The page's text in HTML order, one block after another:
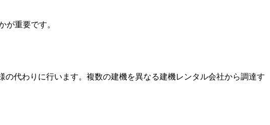
重要です。
代わりに行います。複数の建機を異なる建機レンタル会社から調達す